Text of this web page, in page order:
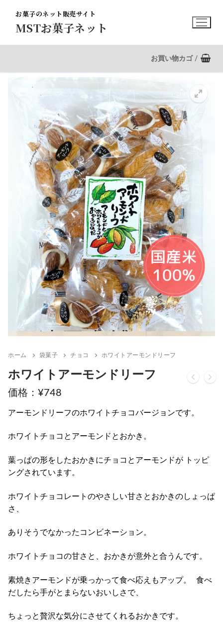
MSTお菓子ネット
お菓子のネット販売サイト
お買い物カゴ /
ホーム 袋菓子 チョコ ホワイトアーモンドリーフ
ホワイトアーモンドリーフ
¥748
アーモンドリーフのホワイトチョコバージョンです。
ホワイトチョコとアーモンドとおかき。
葉っぱの形をしたおかきにチョコとアーモンドが トッピ
ングされています。
ホワイトチョコレートのやさしい甘さとおかきのしょっぱ
さ、
ありそうでなかったコンビネーション。
ホワイトチョコの甘さと、おかきが意外と合うんです。
素焼きアーモンドが乗っかって食べ応えもアップ。 食べ
だしたら手がとまらないおいしさで、
ちょっと贅沢な気分にさせてくれるおかきです。